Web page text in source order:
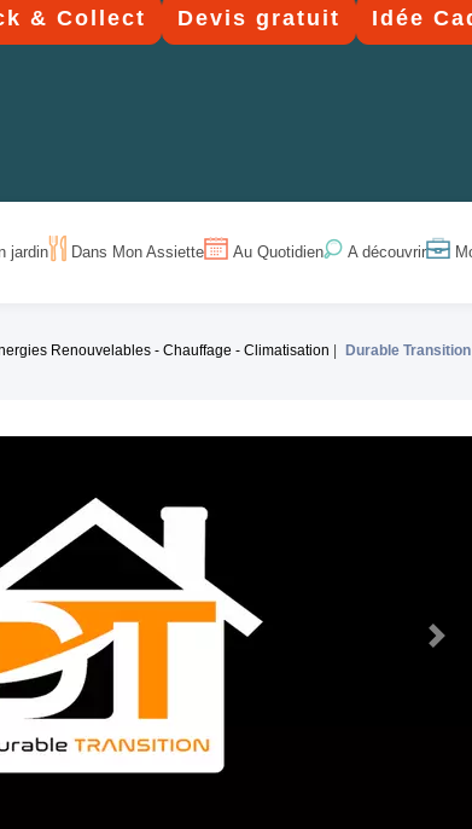
& Collect Devis gratuit Idée
jardin Dans Mon Assiette Au Quotidien A découvrir
Renouvelables - Chauffage - Climatisation Durable Transition
Next